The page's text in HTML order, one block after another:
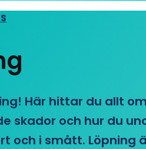
Här hittar du allt
skador och hur du
och i smått.